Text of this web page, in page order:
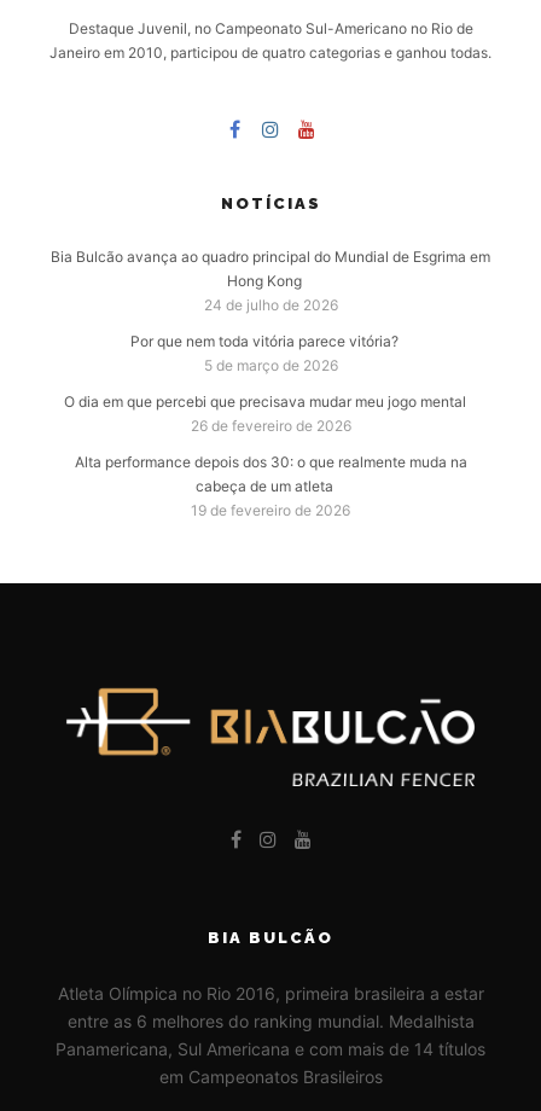
Destaque Juvenil, no Campeonato Sul-Americano no Rio de
Janeiro em 2010, participou de quatro categorias e ganhou todas.
NOTÍCIAS
Bia Bulcão avança ao quadro principal do Mundial de Esgrima em
Hong Kong
24 de julho de 2026
Por que nem toda vitória parece vitória?
5 de março de 2026
O dia em que percebi que precisava mudar meu jogo mental
26 de fevereiro de 2026
Alta performance depois dos 30: o que realmente muda na
cabeça de um atleta
19 de fevereiro de 2026
BIA BULCÃO
Atleta Olímpica no Rio 2016, primeira brasileira a estar
entre as 6 melhores do ranking mundial. Medalhista
Panamericana, Sul Americana e com mais de 14 títulos
em Campeonatos Brasileiros